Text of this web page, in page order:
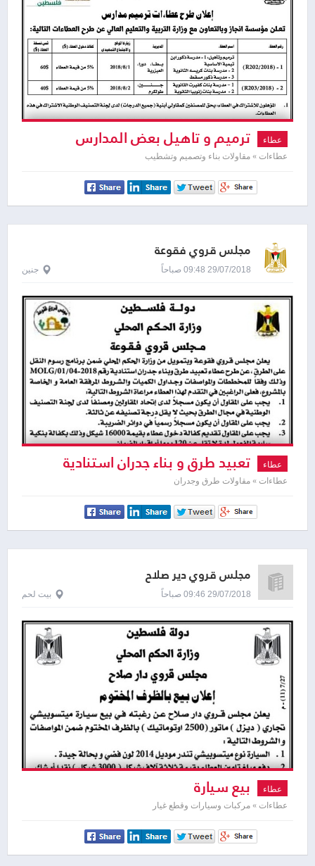
عطاء ترميم و تاهيل بعض المدارس
عطاءات » مقاولات بناء وتصميم وتشطيب
مجلس قروي فقوعة
29/07/2018 09:48 صباحاً جنين
عطاء تعبيد طرق و بناء جدران استنادية
عطاءات » مقاولات طرق وجدران
مجلس قروي دير صلاح
29/07/2018 09:46 صباحاً بيت لحم
عطاء بيع سيارة
عطاءات » مركبات وسيارات وقطع غيار